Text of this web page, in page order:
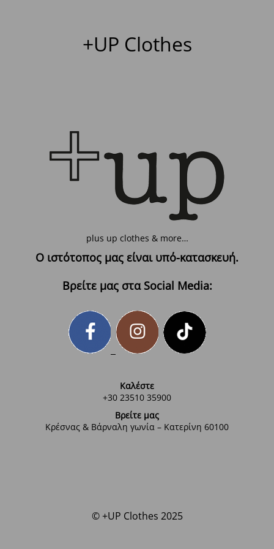
+UP Clothes
plus up clothes & more…
Ο ιστότοπος μας είναι υπό-κατασκευή.
Βρείτε μας στα Social Media:
Καλέστε
+30 23510 35900
Βρείτε μας
Κρέσνας & Βάρναλη γωνία – Κατερίνη 60100
© +UP Clothes 2025